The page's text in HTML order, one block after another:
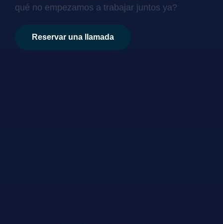
qué no empezamos a trabajar juntos ya?
Reservar una llamada